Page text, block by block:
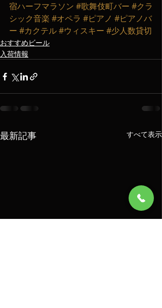
宿ハーフマラソン #歌舞伎町バー #クラ
シック音楽 #オペラ #ピアノ #ピアノバ
ー #カクテル#ウィスキー #少人数貸切
おすすめビール
入荷情報
最新記事 すべて表示